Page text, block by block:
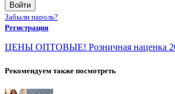
Войти
Забыли пароль?
Регистрация
ЦЕНЫ ОПТОВЫЕ! Розничная наценка
Рекомендуем также посмотреть